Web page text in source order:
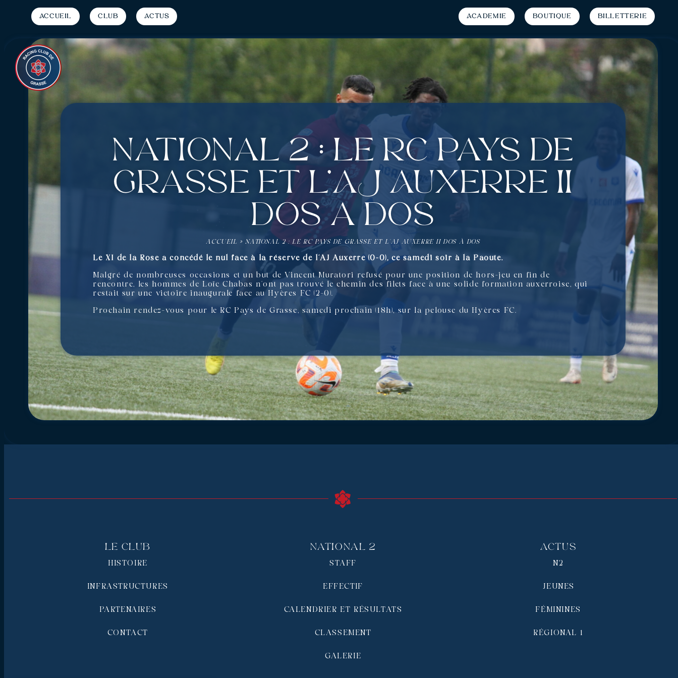
Accueil Club Actus Académie Boutique Billetterie
National 2 : Le RC Pays de
Grasse et l’AJ Auxerre II
dos à dos
ACCUEIL »NATIONAL 2 : LE RC PAYS DE GRASSE ET L’AJ AUXERRE II DOS À DOS
Le XI de la Rose a concédé le nul face à la réserve de l’AJ Auxerre (0-0), ce samedi soir à la Paoute.
Malgré de nombreuses occasions et un but de Vincent Muratori refusé pour une position de hors-jeu en fin de
rencontre, les hommes de Loïc Chabas n’ont pas trouvé le chemin des filets face à une solide formation auxerroise, qui
restait sur une victoire inaugurale face au Hyères FC (2-0).
Prochain rendez-vous pour le RC Pays de Grasse, samedi prochain (18h), sur la pelouse du Hyères FC.
Le Club
HISTOIRE
INFRASTRUCTURES
PARTENAIRES
CONTACT
National 2
STAFF
EFFECTIF
CALENDRIER ET RÉSULTATS
CLASSEMENT
GALERIE
Actus
N2
JEUNES
FÉMININES
RÉGIONAL 1